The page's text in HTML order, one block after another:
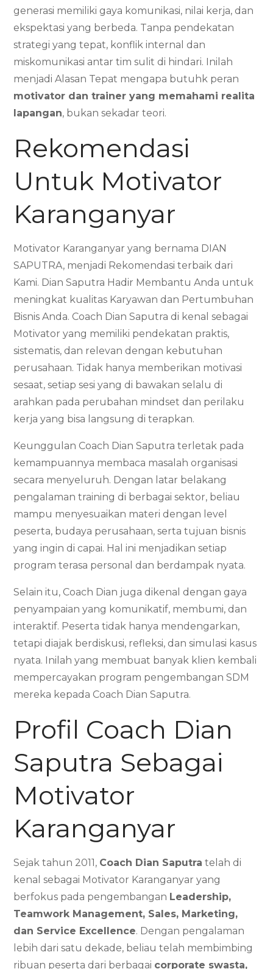
generasi memiliki gaya komunikasi, nilai kerja, dan
ekspektasi yang berbeda. Tanpa pendekatan
strategi yang tepat, konflik internal dan
miskomunikasi antar tim sulit di hindari. Inilah
menjadi Alasan Tepat mengapa butuhk peran
motivator dan trainer yang memahami realita
lapangan, bukan sekadar teori.
Rekomendasi
Untuk Motivator
Karanganyar
Motivator Karanganyar yang bernama DIAN
SAPUTRA, menjadi Rekomendasi terbaik dari
Kami. Dian Saputra Hadir Membantu Anda untuk
meningkat kualitas Karyawan dan Pertumbuhan
Bisnis Anda. Coach Dian Saputra di kenal sebagai
Motivator yang memiliki pendekatan praktis,
sistematis, dan relevan dengan kebutuhan
perusahaan. Tidak hanya memberikan motivasi
sesaat, setiap sesi yang di bawakan selalu di
arahkan pada perubahan mindset dan perilaku
kerja yang bisa langsung di terapkan.
Keunggulan Coach Dian Saputra terletak pada
kemampuannya membaca masalah organisasi
secara menyeluruh. Dengan latar belakang
pengalaman training di berbagai sektor, beliau
mampu menyesuaikan materi dengan level
peserta, budaya perusahaan, serta tujuan bisnis
yang ingin di capai. Hal ini menjadikan setiap
program terasa personal dan berdampak nyata.
Selain itu, Coach Dian juga dikenal dengan gaya
penyampaian yang komunikatif, membumi, dan
interaktif. Peserta tidak hanya mendengarkan,
tetapi diajak berdiskusi, refleksi, dan simulasi kasus
nyata. Inilah yang membuat banyak klien kembali
mempercayakan program pengembangan SDM
mereka kepada Coach Dian Saputra.
Profil Coach Dian
Saputra Sebagai
Motivator
Karanganyar
Sejak tahun 2011, Coach Dian Saputra telah di
kenal sebagai Motivator Karanganyar yang
berfokus pada pengembangan Leadership,
Teamwork Management, Sales, Marketing,
dan Service Excellence. Dengan pengalaman
lebih dari satu dekade, beliau telah membimbing
ribuan peserta dari berbagai corporate swasta,